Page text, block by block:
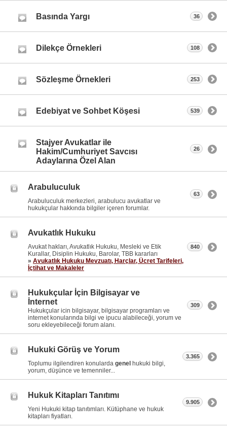
Basında Yargı 36
Dilekçe Örnekleri 108
Sözleşme Örnekleri 253
Edebiyat ve Sohbet Köşesi 539
Stajyer Avukatlar ile
Hakim/Cumhuriyet Savcısı
Adaylarına Özel Alan
26
Arabuluculuk
Arabuluculuk merkezleri, arabulucu avukatlar ve
hukukçular hakkında bilgiler içeren forumlar.
63
Avukatlık Hukuku
Avukat hakları, Avukatlık Hukuku, Mesleki ve Etik
Kurallar, Disiplin Hukuku, Barolar, TBB kararları
» Avukatlık Hukuku Mevzuatı, Harçlar, Ücret Tarifeleri,
İçtihat ve Makaleler
840
Hukukçular İçin Bilgisayar ve
İnternet
Hukukçular icin bilgisayar, bilgisayar programları ve
internet konularında bilgi ve ipucu alabileceği, yorum ve
soru ekleyebileceği forum alanı.
309
Hukuki Görüş ve Yorum
Toplumu ilgilendiren konularda genel hukuki bilgi,
yorum, düşünce ve temenniler...
3.365
Hukuk Kitapları Tanıtımı
Yeni Hukuki kitap tanıtımları. Kütüphane ve hukuk
kitapları fiyatları.
9.905